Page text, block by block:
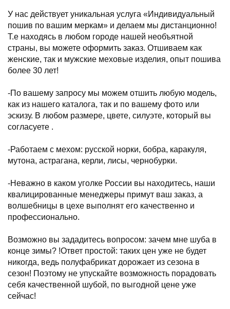
У нас действует уникальная услуга «Индивидуальный
пошив по вашим меркам» и делаем мы дистанционно!
Т.е находясь в любом городе нашей необъятной
страны, вы можете оформить заказ. Отшиваем как
женские, так и мужские меховые изделия, опыт пошива
более 30 лет!
-По вашему запросу мы можем отшить любую модель,
как из нашего каталога, так и по вашему фото или
эскизу. В любом размере, цвете, силуэте, который вы
согласуете .
-Работаем с мехом: русской норки, бобра, каракуля,
мутона, астрагана, керли, лисы, чернобурки.
-Неважно в каком уголке России вы находитесь, наши
квалицированные менеджеры примут ваш заказ, а
волшебницы в цехе выполнят его качественно и
профессионально.
Возможно вы зададитесь вопросом: зачем мне шуба в
конце зимы? !Ответ простой: таких цен уже не будет
никогда, ведь полуфабрикат дорожает из сезона в
сезон! Поэтому не упускайте возможность порадовать
себя качественной шубой, по выгодной цене уже
сейчас!